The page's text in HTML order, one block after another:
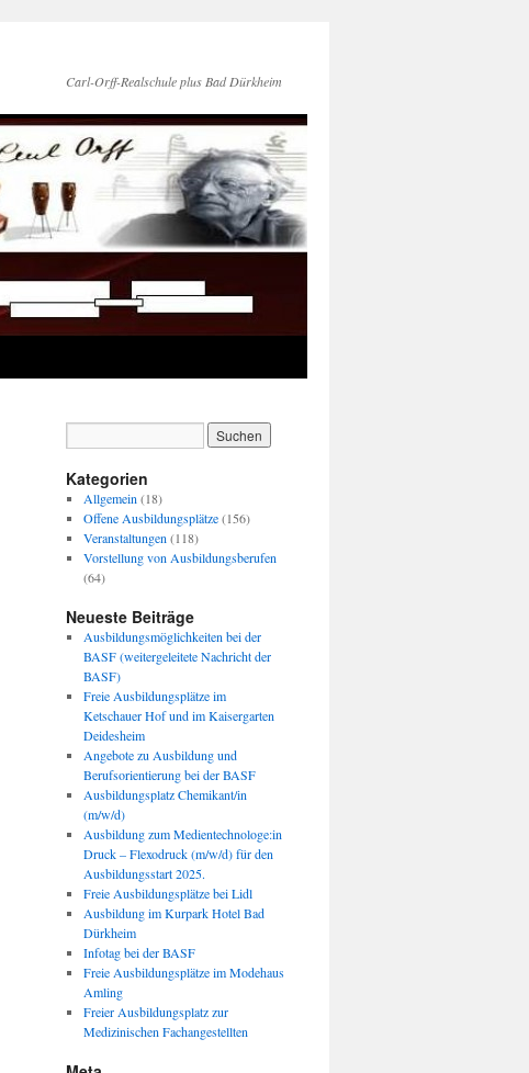
Carl-Orff-Realschule plus Bad Dürkheim
Kategorien
Allgemein (18)
Offene Ausbildungsplätze(156)
Veranstaltungen (118)
Vorstellung von Ausbildungsberufen
(64)
Neueste Beiträge
Ausbildungsmöglichkeiten bei der
BASF (weitergeleitete Nachricht der
BASF)
Freie Ausbildungsplätze im
Ketschauer Hof und im Kaisergarten
Deidesheim
Angebote zu Ausbildung und
Berufsorientierung bei der BASF
Ausbildungsplatz Chemikant/in
(m/w/d)
Ausbildung zum Medientechnologe:in
Druck – Flexodruck (m/w/d) für den
Ausbildungsstart 2025.
Freie Ausbildungsplätze bei Lidl
Ausbildung im Kurpark Hotel Bad
Dürkheim
Infotag bei der BASF
Freie Ausbildungsplätze im Modehaus
Amling
Freier Ausbildungsplatz zur
Medizinischen Fachangestellten